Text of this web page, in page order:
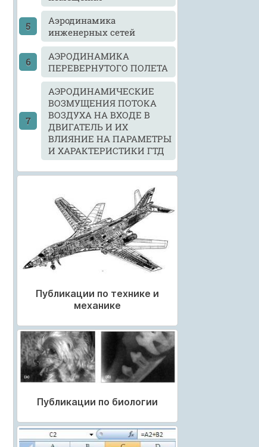
Аэродинамика
инженерных сетей
АЭРОДИНАМИКА
ПЕРЕВЕРНУТОГО ПОЛЕТА
АЭРОДИНАМИЧЕСКИЕ
ВОЗМУЩЕНИЯ ПОТОКА
ВОЗДУХА НА ВХОДЕ В
ДВИГАТЕЛЬ И ИХ
ВЛИЯНИЕ НА ПАРАМЕТРЫ
И ХАРАКТЕРИСТИКИ ГТД
Публикации по технике и
механике
Публикации по биологии